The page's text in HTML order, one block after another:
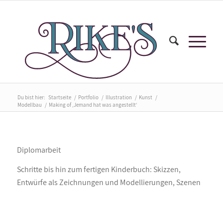
Du bist hier: Startseite / Portfolio / Illustration / Kunst /
Modellbau / Making of ‚Jemand hat was angestellt‘
Diplomarbeit
Schritte bis hin zum fertigen Kinderbuch: Skizzen,
Entwürfe als Zeichnungen und Modellierungen, Szenen